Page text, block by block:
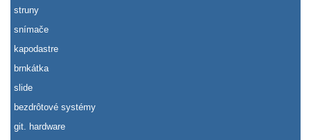
struny
snímače
kapodastre
brnkátka
slide
bezdrôtové systémy
git. hardware